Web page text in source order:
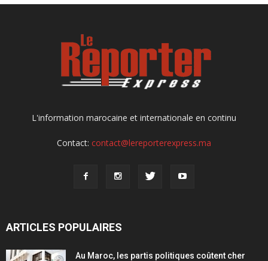
L'information marocaine et internationale en continu
Contact: contact@lereporterexpress.ma
ARTICLES POPULAIRES
Au Maroc, les partis politiques coûtent cher